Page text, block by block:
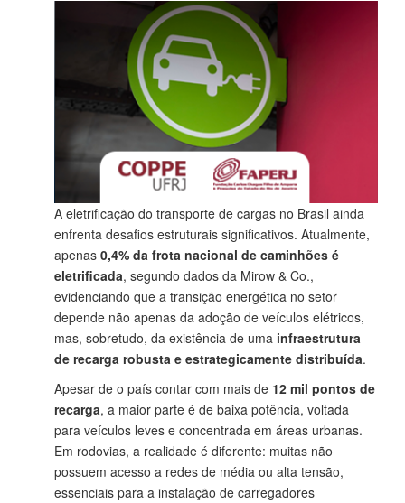
A eletrificação do transporte de cargas no Brasil ainda
enfrenta desafios estruturais significativos. Atualmente,
apenas 0,4% da frota nacional de caminhões é
eletrificada, segundo dados da Mirow & Co.,
evidenciando que a transição energética no setor
depende não apenas da adoção de veículos elétricos,
mas, sobretudo, da existência de uma infraestrutura
de recarga robusta e estrategicamente distribuída.
Apesar de o país contar com mais de 12 mil pontos de
recarga, a maior parte é de baixa potência, voltada
para veículos leves e concentrada em áreas urbanas.
Em rodovias, a realidade é diferente: muitas não
possuem acesso a redes de média ou alta tensão,
essenciais para a instalação de carregadores